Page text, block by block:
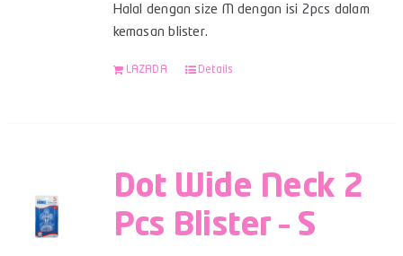
Halal dengan size M dengan isi 2pcs dalam
kemasan blister.
LAZADA Details
Dot Wide Neck 2
Pcs Blister – S